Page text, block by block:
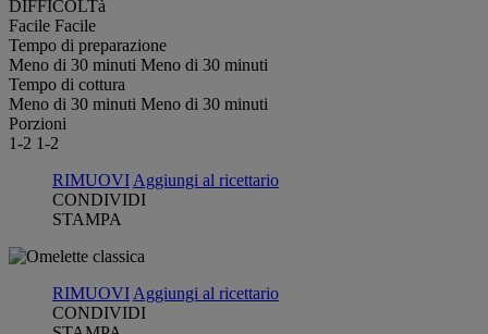
DIFFICOLTà
Facile Facile
Tempo di preparazione
Meno di 30 minuti Meno di 30 minuti
Tempo di cottura
Meno di 30 minuti Meno di 30 minuti
Porzioni
1-2 1-2
RIMUOVI Aggiungi al ricettario
CONDIVIDI
STAMPA
RIMUOVI Aggiungi al ricettario
CONDIVIDI